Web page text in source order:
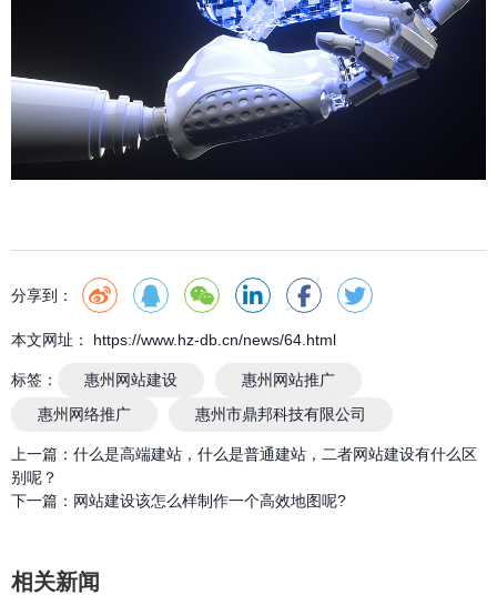
分享到：
本文网址： https://www.hz-db.cn/news/64.html
标签： 惠州网站建设
惠州网站推广
惠州网络推广
惠州市鼎邦科技有限公司
上一篇： 什么是高端建站，什么是普通建站，二者网站建设有什么区
别呢？
下一篇： 网站建设该怎么样制作一个高效地图呢?
相关新闻